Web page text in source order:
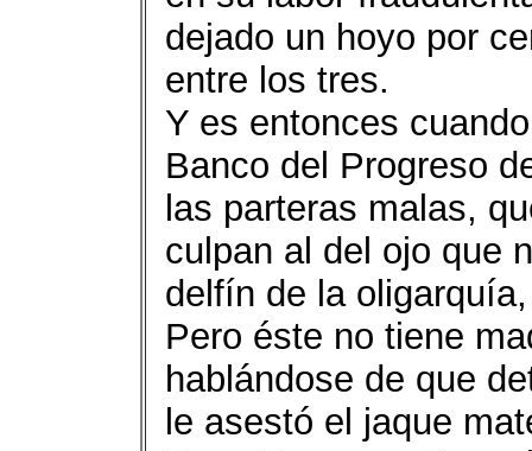
dejado un hoyo por
entre los tres.
Y es entonces
Banco del Progreso
las parteras malas,
culpan al del ojo que
delfín de la
Pero éste no tiene
hablándose de que
le asestó el jaque